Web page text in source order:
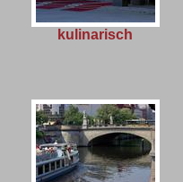
kulinarisch